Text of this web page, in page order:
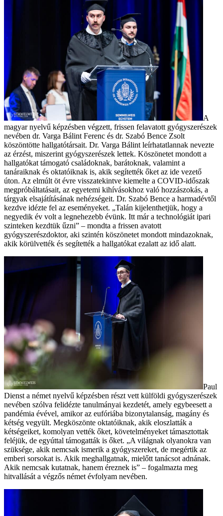
A
magyar nyelvű képzésben végzett, frissen felavatott gyógyszerészek
nevében dr. Varga Bálint Ferenc és dr. Szabó Bence Zsolt
köszöntötte hallgatótársait. Dr. Varga Bálint leírhatatlannak nevezte
az érzést, miszerint gyógyszerészek lettek. Köszönetet mondott a
hallgatókat támogató családoknak, barátoknak, valamint a
tanáraiknak és oktatóiknak is, akik segítették őket az ide vezető
úton. Az elmúlt öt évre visszatekintve kiemelte a COVID-időszak
megpróbáltatásait, az egyetemi kihívásokhoz való hozzászokás, a
tárgyak elsajátításának nehézségeit. Dr. Szabó Bence a harmadévtől
kezdve idézte fel az eseményeket. „Talán kijelenthetjük, hogy a
negyedik év volt a legnehezebb évünk. Itt már a technológiát ipari
szinteken kezdtük űzni” – mondta a frissen avatott
gyógyszerészdoktor, aki szintén köszönetet mondott mindazoknak,
akik körülvették és segítették a hallgatókat ezalatt az idő alatt.
Paul
Dienst a német nyelvű képzésben részt vett külföldi gyógyszerészek
nevében szólva felidézte tanulmányai kezdetét, amely egybeesett a
pandémia évével, amikor az eufóriába bizonytalanság, magány és
kétség vegyült. Megköszönte oktatóiknak, akik eloszlatták a
kétségeiket, komolyan vették őket, követelményeket támasztottak
feléjük, de egyúttal támogatták is őket. „A világnak olyanokra van
szüksége, akik nemcsak ismerik a gyógyszereket, de megértik az
emberi sorsokat is. Akik meghallgatnak, mielőtt tanácsot adnának.
Akik nemcsak kutatnak, hanem éreznek is” – fogalmazta meg
hitvallását a végzős német évfolyam nevében.